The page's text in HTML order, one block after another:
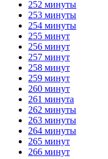
252 минуты
253 минуты
254 минуты
255 минут
256 минут
257 минут
258 минут
259 минут
260 минут
261 минута
262 минуты
263 минуты
264 минуты
265 минут
266 минут